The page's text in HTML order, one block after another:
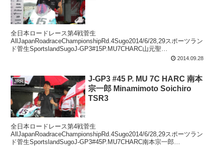
全日本ロードレース第4戦菅生
AllJapanRoadraceChampionshipRd.4Sugo2014/6/28,29スポーツラン
ド菅生SportslandSugoJ-GP3#15P.MU7CHARC山元聖
2014.09.28
JRR
J-GP3 #45 P. MU 7C HARC 南本
宗一郎 Minamimoto Soichiro
TSR3
全日本ロードレース第4戦菅生
AllJapanRoadraceChampionshipRd.4Sugo2014/6/28,29スポーツラン
ド菅生SportslandSugoJ-GP3#45P.MU7CHARC南本宗一郎